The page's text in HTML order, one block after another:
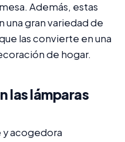
Además, estas
una gran variedad de
las convierte en una
de hogar.
las lámparas
y acogedora